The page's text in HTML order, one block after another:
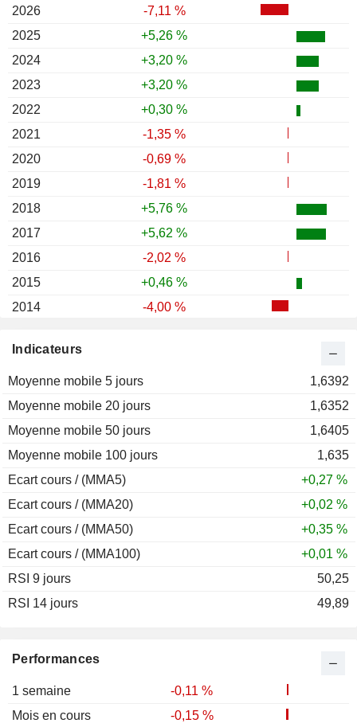
Performances
1 semaine
-0,11 %
Mois en cours
-0,15 %
Indicateurs
Moyenne mobile 5 jours
1,6392
Moyenne mobile 20 jours
1,6352
Moyenne mobile 50 jours
1,6405
Moyenne mobile 100 jours
1,635
Ecart cours / (MMA5)
+0,27 %
Ecart cours / (MMA20)
+0,02 %
Ecart cours / (MMA50)
+0,35 %
Ecart cours / (MMA100)
+0,01 %
RSI 9 jours
50,25
RSI 14 jours
49,89
2026
-7,11 %
2025
+5,26 %
2024
+3,20 %
2023
+3,20 %
2022
+0,30 %
2021
-1,35 %
2020
-0,69 %
2019
-1,81 %
2018
+5,76 %
2017
+5,62 %
2016
-2,02 %
2015
+0,46 %
2014
-4,00 %
2012
2011
-3,03 %
2010
-18,04 %
2009
-19,74 %
2008
+19,34 %
2007
2006
2005
2004
2003
2002
2000